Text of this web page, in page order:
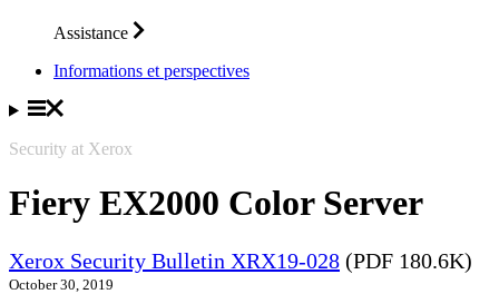
Assistance
Informations et perspectives
Security at Xerox
Fiery EX2000 Color Server
Xerox Security Bulletin XRX19-028 (PDF 180.6K)
October 30, 2019